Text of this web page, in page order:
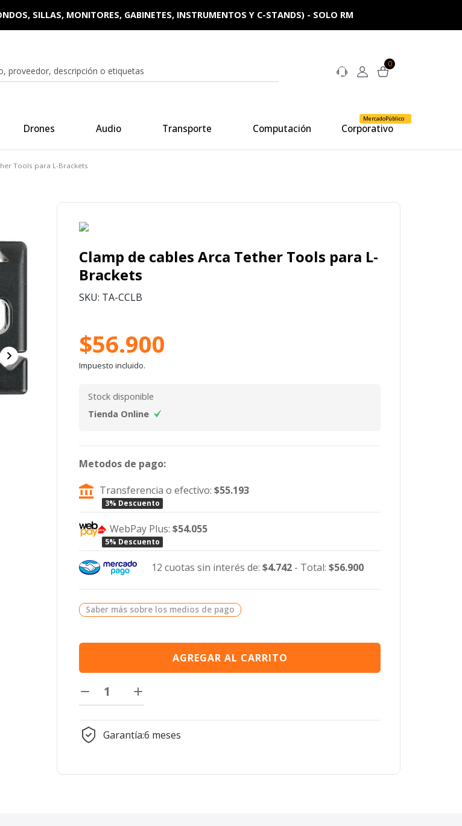
0
Drones Audio Transporte Computación Corporativo
MercadoPúblico
SILLAS, MONITORES, GABINETES, INSTRUMENTOS Y C-STANDS) - SOLO RM
Tools para L-Brackets
Clamp de cables Arca Tether Tools para L-
Brackets
SKU: TA-CCLB
$56.900
Impuesto incluido.
Stock disponible
Tienda Online
Metodos de pago:
Transferencia o efectivo:$55.193
3% Descuento
WebPay Plus:$54.055
5% Descuento
12 cuotas sin interés de: $4.742- Total: $56.900
Saber más sobre los medios de pago
AGREGAR AL CARRITO
Garantía:6 meses